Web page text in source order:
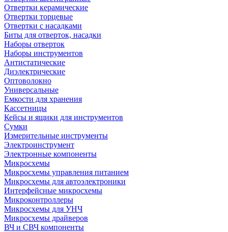
Отвертки керамические
Отвертки торцевые
Отвертки с насадками
Биты для отверток, насадки
Наборы отверток
Наборы инструментов
Антистатические
Диэлектрические
Оптоволокно
Универсальные
Емкости для хранения
Кассетницы
Кейсы и ящики для инструментов
Сумки
Измерительные инструменты
Электроинструмент
Электронные компоненты
Микросхемы
Микросхемы управления питанием
Микросхемы для автоэлектроники
Интерфейсные микросхемы
Микроконтроллеры
Микросхемы для УНЧ
Микросхемы драйверов
ВЧ и СВЧ компоненты